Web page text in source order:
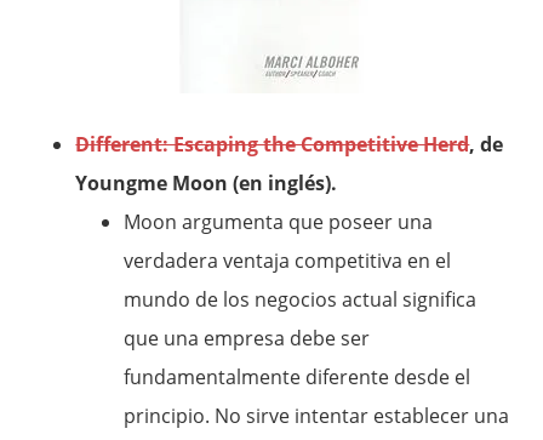
Different: Escaping the Competitive Herd, de
Youngme Moon (en inglés).
Moon argumenta que poseer una
verdadera ventaja competitiva en el
mundo de los negocios actual significa
que una empresa debe ser
fundamentalmente diferente desde el
principio. No sirve intentar establecer una